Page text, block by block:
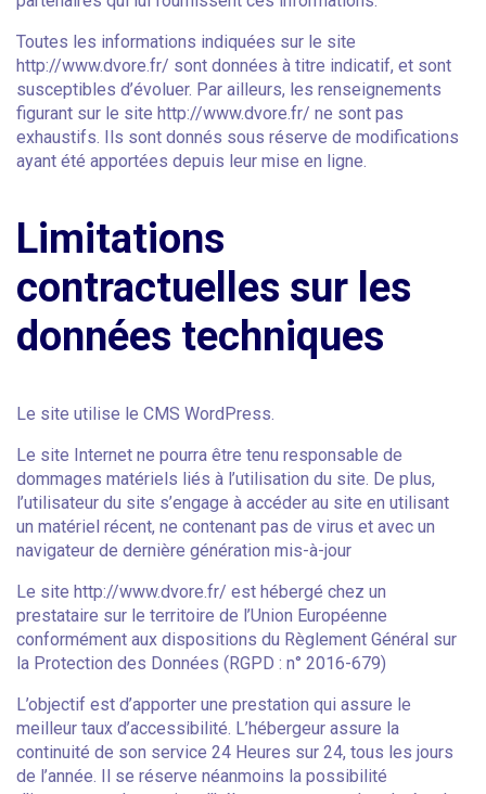
Toutes les informations indiquées sur le site
http://www.dvore.fr/ sont données à titre indicatif, et sont
susceptibles d’évoluer. Par ailleurs, les renseignements
figurant sur le site http://www.dvore.fr/ ne sont pas
exhaustifs. Ils sont donnés sous réserve de modifications
ayant été apportées depuis leur mise en ligne.
Limitations
contractuelles sur les
données techniques
Le site utilise le CMS WordPress.
Le site Internet ne pourra être tenu responsable de
dommages matériels liés à l’utilisation du site. De plus,
l’utilisateur du site s’engage à accéder au site en utilisant
un matériel récent, ne contenant pas de virus et avec un
navigateur de dernière génération mis-à-jour
Le site http://www.dvore.fr/ est hébergé chez un
prestataire sur le territoire de l’Union Européenne
conformément aux dispositions du Règlement Général sur
la Protection des Données (RGPD : n° 2016-679)
L’objectif est d’apporter une prestation qui assure le
meilleur taux d’accessibilité. L’hébergeur assure la
continuité de son service 24 Heures sur 24, tous les jours
de l’année. Il se réserve néanmoins la possibilité